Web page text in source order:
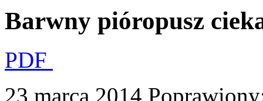
Barwny pióropusz
PDF
23 marca 2014